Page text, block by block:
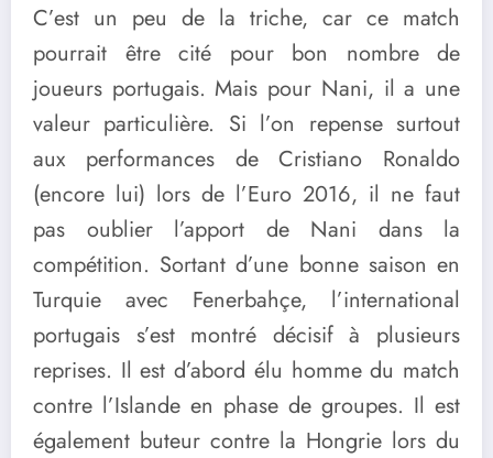
C’est un peu de la triche, car ce match
pourrait être cité pour bon nombre de
joueurs portugais. Mais pour Nani, il a une
valeur particulière. Si l’on repense surtout
aux performances de Cristiano Ronaldo
(encore lui) lors de l’Euro 2016, il ne faut
pas oublier l’apport de Nani dans la
compétition. Sortant d’une bonne saison en
Turquie avec Fenerbahçe, l’international
portugais s’est montré décisif à plusieurs
reprises. Il est d’abord élu homme du match
contre l’Islande en phase de groupes. Il est
également buteur contre la Hongrie lors du